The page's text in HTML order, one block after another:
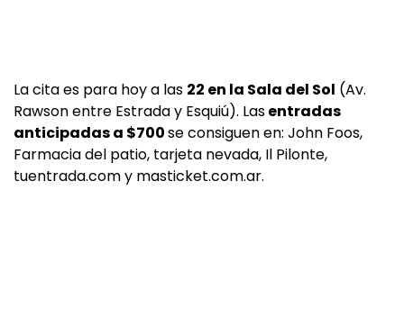
La cita es para hoy a las 22 en la Sala del Sol (Av.
Rawson entre Estrada y Esquiú). Lasentradas
anticipadas a $700se consiguen en: John Foos,
Farmacia del patio, tarjeta nevada, Il Pilonte,
tuentrada.com y masticket.com.ar.